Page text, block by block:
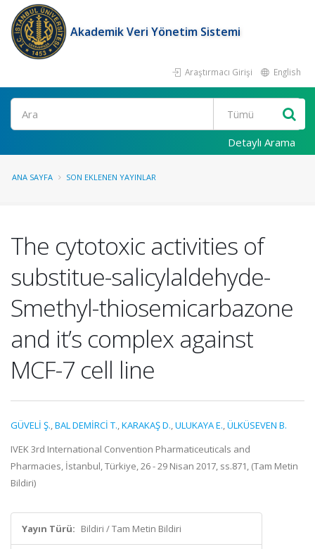
Akademik Veri Yönetim Sistemi
Araştırmacı Girişi English
Ara
Detaylı Arama
ANA SAYFA SON EKLENEN YAYINLAR
The cytotoxic activities of
substitue-salicylaldehyde-
Smethyl-thiosemicarbazone
and it’s complex against
MCF-7 cell line
GÜVELİ Ş.,BAL DEMİRCİ T.,KARAKAŞ D.,ULUKAYA E.,ÜLKÜSEVEN B.
IVEK 3rd International Convention Pharmaticeuticals and
Pharmacies, İstanbul, Türkiye, 26 - 29 Nisan 2017, ss.871, (Tam Metin
Bildiri)
Yayın Türü: Bildiri / Tam Metin Bildiri